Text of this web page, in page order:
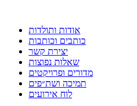
אודות ותולדות
כותבים וכותבות
יצירת קשר
שאלות נפוצות
מדורים ופרויקטים
תמיכה ושת״פים
לוח אירועים